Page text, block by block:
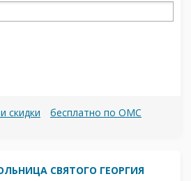
скидки бесплатно по ОМС
СВЯТОГО ГЕОРГИЯ